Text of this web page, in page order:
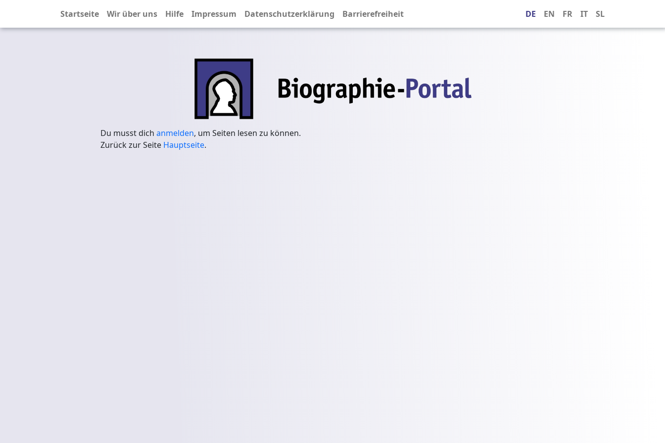
Startseite Wir über uns Hilfe Impressum Datenschutzerklärung Barrierefreiheit DE EN FR IT SL
Du musst dich anmelden, um Seiten lesen zu können.
Zurück zur Seite Hauptseite.